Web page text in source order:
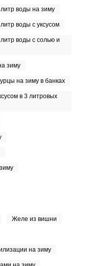
воды на зиму
воды с уксусом
воды с солью и
зиму
на зиму в банках
в 3 литровых
Желе из вишни
на зиму